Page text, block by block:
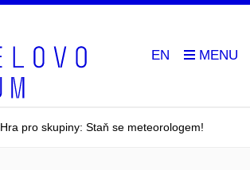
EN
Hra pro skupiny: Staň se meteorologem!